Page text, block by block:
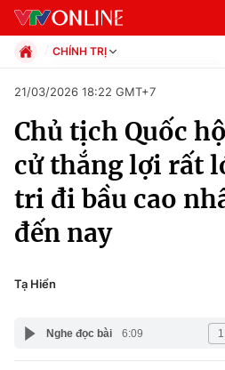
Chuyên mục
Chính trị
Xã hội
Pháp luật
Y tế
CHÍNH TRỊ
Xã hội
Pháp luật
Kinh tế
Thể thao
Truyền hình
Y tế
21/03/2026 18:22 GMT+7
Chủ tịch Quốc
cử thắng lợi rất
tri đi bầu cao
đến nay
Tạ Hiển
Nghe đọc bài 6:09